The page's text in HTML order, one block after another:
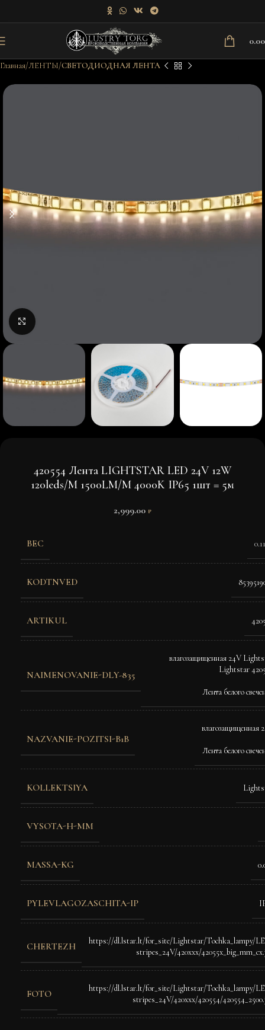
Главная ЛЕНТЫ СВЕТОДИОДНАЯ ЛЕНТА
Нажмите, чтобы увеличить изображение
420554 Лента LIGHTSTAR LED 24V 12W
120leds/M 1500LM/M 4000K IP65 1шт = 5м
2,999.00 ₽
ВЕС
KODTNVED
ARTIKUL
NAIMENOVANIE-DLY-835
влагозащищенная 24V
Lightstar
Лента белого
NAZVANIE-POZITSI-B1B
влагозащищенная
Лента белого
KOLLEKTSIYA
VYSOTA-H-MM
MASSA-KG
PYLEVLAGOZASCHITA-IP
CHERTEZH
https://dl.lstar.lt/for_site/Lightstar/Tochka_lampy/
stripes_24V/420xxx/
FOTO
https://dl.lstar.lt/for_site/Lightstar/Tochka_lampy/
stripes_24V/420xxx/420554/